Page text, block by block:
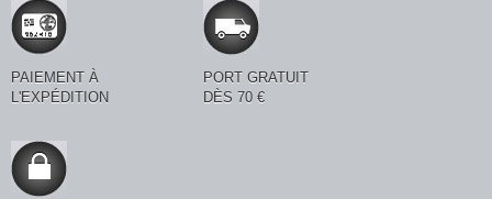
PAIEMENT À
L'EXPÉDITION
PORT GRATUIT
DÈS 70 €